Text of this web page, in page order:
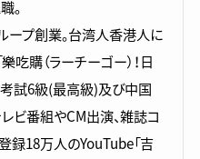
。
ープ創業。台湾人香港人に
吃購（ラーチーゴー）！日
考試6級(最高級)及び中国
ビ番組やCM出演、雑誌コ
録18万人のYouTube「吉